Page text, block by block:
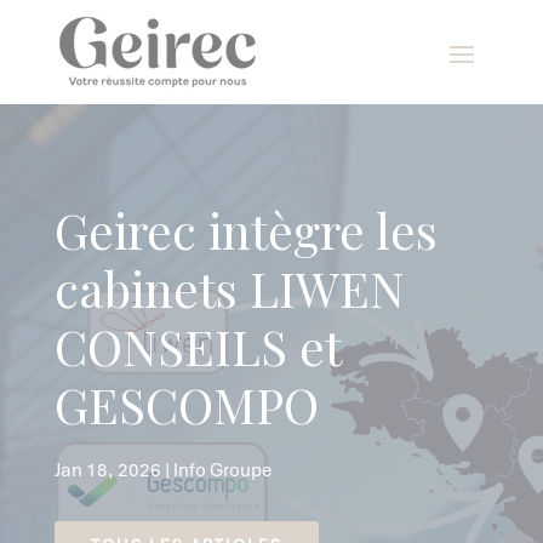
Geirec intègre les
cabinets LIWEN
CONSEILS et
GESCOMPO
Jan 18, 2026 | Info Groupe
Panneau de gestion des cookies